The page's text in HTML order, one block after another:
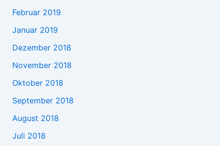
Februar 2019
Januar 2019
Dezember 2018
November 2018
Oktober 2018
September 2018
August 2018
Juli 2018